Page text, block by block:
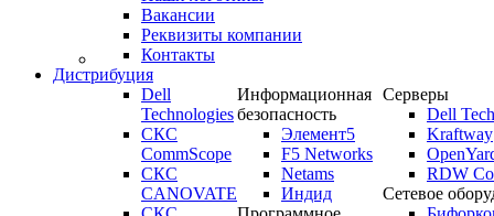
Вакансии
Реквизиты компании
Контакты
Дистрибуция
Dell
Technologies
СКС
CommScope
СКС
CANOVATE
Информационная
безопасность
Элемент5
F5 Networks
Netams
Индид
Серверы
Dell
Kraftway
RDW
Сетевое